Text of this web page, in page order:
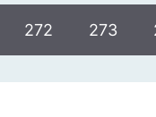
272 273